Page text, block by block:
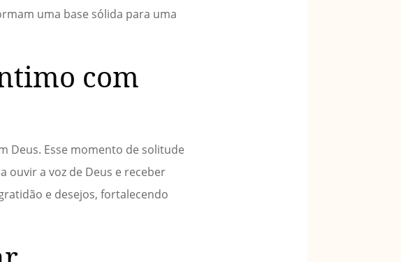
uma base sólida para uma
com
Deus. Esse momento de solitude
ouvir a voz de Deus e receber
e desejos, fortalecendo